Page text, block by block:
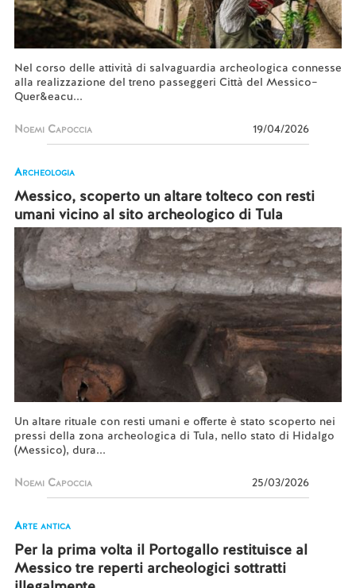
Nel corso delle attività di salvaguardia archeologica connesse
alla realizzazione del treno passeggeri Città del Messico–
Quer&eacu...
Noemi Capoccia 19/04/2026
Archeologia
Messico, scoperto un altare tolteco con resti
umani vicino al sito archeologico di Tula
Un altare rituale con resti umani e offerte è stato scoperto nei
pressi della zona archeologica di Tula, nello stato di Hidalgo
(Messico), dura...
Noemi Capoccia 25/03/2026
Arte antica
Per la prima volta il Portogallo restituisce al
Messico tre reperti archeologici sottratti